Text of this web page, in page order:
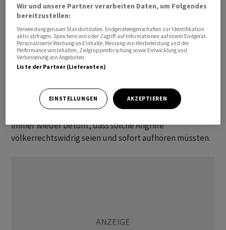
Ziel der Attacke gewesen.
Putin hatte behauptet, es habe dort kein militärisches
Ziel gegeben. Er sprach am Freitag von 6 Toten, 39
Verletzten und 15 Vermissten. UN-Generalsekretär
auf Zivilisten und zivile Infrastruktur verurteilen wir
scharf, egal wo sie geschehen», sagte ein Sprecher von
Guterres in New York. Der UN-Generalsekretär habe
immer wieder betont, dass solche Angriffe
völkerrechtswidrig seien und sofort aufhören müssten.
Wir und unsere Partner verarbeiten Daten, um Folgendes
bereitzustellen:
Verwendung genauer Standortdaten. Endgeräteeigenschaften zur Identifikation
aktiv abfragen. Speichern von oder Zugriff auf Informationen auf einem Endgerät.
Personalisierte Werbung und Inhalte, Messung von Werbeleistung und der
Performance von Inhalten, Zielgruppenforschung sowie Entwicklung und
Verbesserung von Angeboten.
Liste der Partner (Lieferanten)
EINSTELLUNGEN AKZEPTIEREN